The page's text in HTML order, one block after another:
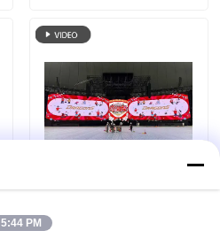
สปอร์ต ล้อมสนามและ
5:44 PM